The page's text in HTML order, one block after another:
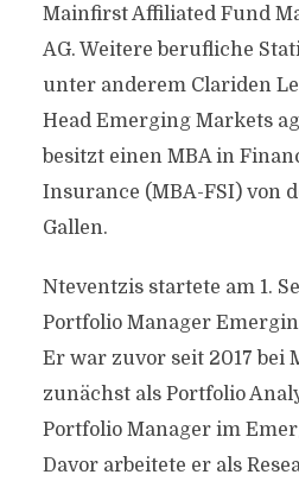
Mainfirst Affiliated Fund
AG. Weitere berufliche
unter anderem Clariden
Head Emerging Markets
besitzt einen MBA in
Insurance (MBA-FSI) von
Gallen.
Nteventzis startete am 1.
Portfolio Manager
Er war zuvor seit 2017 bei
zunächst als Portfolio
Portfolio Manager im
Davor arbeitete er als